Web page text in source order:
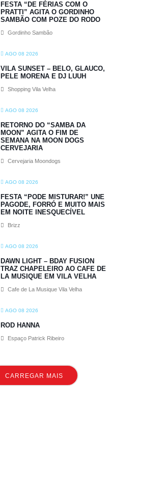
FESTA “DE FÉRIAS COM O
PRATTI” AGITA O GORDINHO
SAMBÃO COM POZE DO RODO
Gordinho Sambão
AGO 08 2026
VILA SUNSET – BELO, GLAUCO,
PELE MORENA E DJ LUUH
Shopping Vila Velha
AGO 08 2026
RETORNO DO “SAMBA DA
MOON” AGITA O FIM DE
SEMANA NA MOON DOGS
CERVEJARIA
Cervejaria Moondogs
AGO 08 2026
FESTA “PODE MISTURAR!” UNE
PAGODE, FORRÓ E MUITO MAIS
EM NOITE INESQUECÍVEL
Brizz
AGO 08 2026
DAWN LIGHT – BDAY FUSION
TRAZ CHAPELEIRO AO CAFE DE
LA MUSIQUE EM VILA VELHA
Cafe de La Musique Vila Velha
AGO 08 2026
ROD HANNA
Espaço Patrick Ribeiro
CARREGAR MAIS